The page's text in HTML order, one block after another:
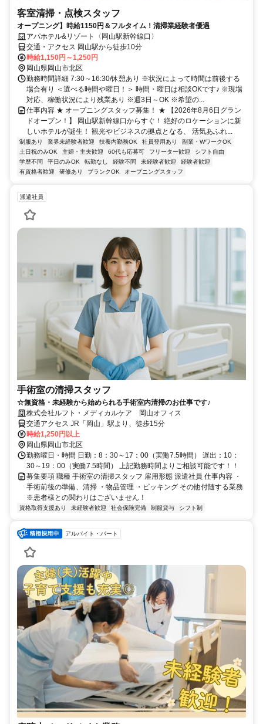
客室清掃・点検スタッフ
オープニング】時給1150円＆フルタイム！清掃業経験者優遇
アパホテル&リゾート〈岡山駅新幹線口〉
交通・アクセス 岡山駅から徒歩10分
時給1,150円～1,250円
岡山県岡山市北区
勤務時間詳細 7:30～16:30/休憩あり ※状況によって時間は前後する
場合有り ＜選べる時間や曜日！＞ 時間・曜日は相談OKです♪ ※現場
対応、稼働状況により残業あり ※週3日～OK ※希望の...
仕事内容 ★ オープニングスタッフ募集！ ★ 【2026年8月6日グラン
ドオープン！】 岡山駅新幹線口からすぐ！ 絶好のロケーションに新
しいホテルが誕生！ 観光やビジネスの拠点となる、 活気あふれ...
制服あり 業界未経験者歓迎 扶養内勤務OK 社員登用あり
副業・WワークOK
土日祝のみOK
主婦・主夫歓迎 60代も応募可 フリーター歓迎
シフト自由
学歴不問
平日のみOK 転勤なし 経験不問 未経験者歓迎
経験者歓迎
有資格者歓迎
研修あり ブランクOK オープニングスタッフ
派遣社員
手術室の清掃スタッフ
☆無資格・未経験から始められる手術室内清掃のお仕事です♪
株式会社ルフト・メディカルケア 岡山オフィス
交通アクセス JR「岡山」駅より、徒歩15分
時給1,250円以上
岡山県岡山市北区
勤務曜日・時間 日勤：8：30～17：00（実働7.5時間） 遅出：10：
30～19：00（実働7.5時間） 上記勤務時間よりご相談可能です！！
募集要項 職種 手術室の清掃スタッフ 雇用形態 派遣社員 仕事内容 ・
手術前後の準備、清掃 ・物品管理 ・ピッキング その他付随する業務
※患者様との関わりはございません！
資格取得支援あり 未経験者歓迎 社会保険完備 制服貸与 シフト制
アルバイト・パート